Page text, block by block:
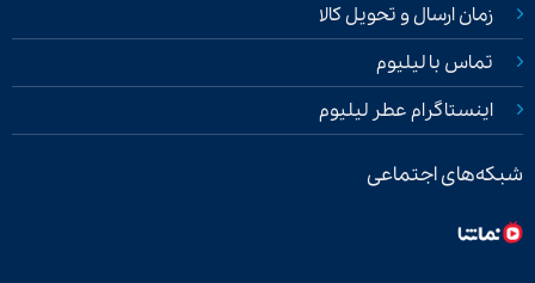
زمان ارسال و تحویل کالا
تماس با لیلیوم
اینستاگرام عطر لیلیوم
شبکه‌های اجتماعی